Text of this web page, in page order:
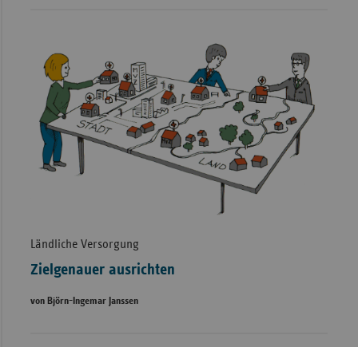
Ländliche Versorgung
Zielgenauer ausrichten
von Björn-Ingemar Janssen